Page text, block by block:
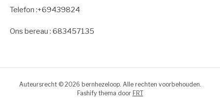
Telefon :+69439824
Ons bereau : 683457135
Auteursrecht © 2026 bernhezeloop. Alle rechten voorbehouden.
Fashify thema door FRT